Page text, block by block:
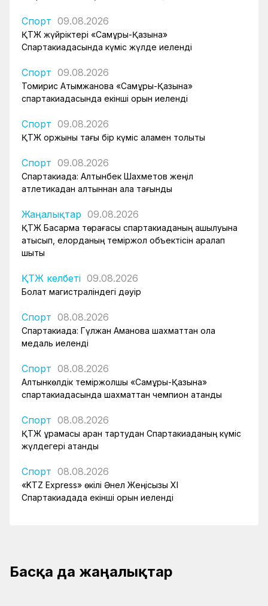
Спорт 09.08.2026
ҚТЖ жүйріктері «Самұрық-Қазына»
Спартакиадасында күміс жүлде иеленді
Спорт 09.08.2026
Томирис Атымжанова «Самұрық-Қазына»
спартакиадасында екінші орын иеленді
Спорт 09.08.2026
ҚТЖ қоржыны тағы бір күміс алқамен толықты
Спорт 09.08.2026
Спартакиада: Алтынбек Шахметов жеңіл
атлетикадан алтыннан алқа тағынды
Жаңалықтар 09.08.2026
ҚТЖ Басқарма төрағасы спартакиаданың ашылуына
қатысып, елорданың теміржол объектісін аралап
шықты
ҚТЖ келбеті 09.08.2026
Болат магистраліндегі дәуір
Спорт 08.08.2026
Спартакиада: Гүлжан Аманова шахматтан қола
медаль иеленді
Спорт 08.08.2026
Алтынкөлдік теміржолшы «Самұрық-Қазына»
спартакиадасында шахматтан чемпион атанды
Спорт 08.08.2026
ҚТЖ құрамасы арқан тартудан Спартакиаданың күміс
жүлдегері атанды
Спорт 08.08.2026
«KTZ Express» өкілі Әнел Жеңісқызы XI
Спартакиадада екінші орын иеленді
Басқа да жаңалықтар